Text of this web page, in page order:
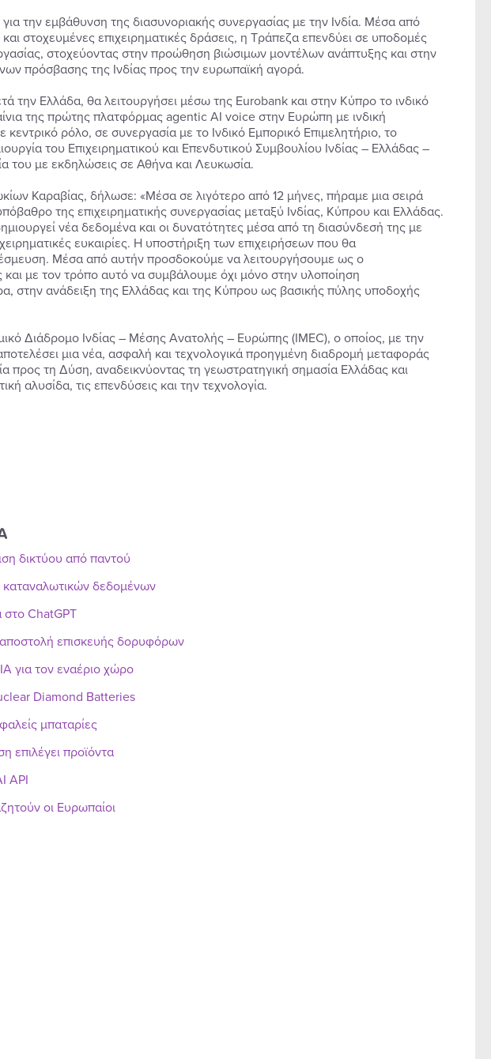
την εμβάθυνση της διασυνοριακής συνεργασίας με την Ινδία. Μέσα από
στοχευμένες επιχειρηματικές δράσεις, η Τράπεζα επενδύει σε υποδομές
στοχεύοντας στην προώθηση βιώσιμων μοντέλων ανάπτυξης και στην
πρόσβασης της Ινδίας προς την ευρωπαϊκή αγορά.
την Ελλάδα, θα λειτουργήσει μέσω της Eurobank και στην Κύπρο το ινδικό
της πρώτης πλατφόρμας agentic AI voice στην Ευρώπη με ινδική
ρόλο, σε συνεργασία με το Ινδικό Εμπορικό Επιμελητήριο, το
του Επιχειρηματικού και Επενδυτικού Συμβουλίου Ινδίας – Ελλάδας –
του με εκδηλώσεις σε Αθήνα και Λευκωσία.
Καραβίας, δήλωσε: «Μέσα σε λιγότερο από 12 μήνες, πήραμε μια σειρά
της επιχειρηματικής συνεργασίας μεταξύ Ινδίας, Κύπρου και Ελλάδας.
νέα δεδομένα και οι δυνατότητες μέσα από τη διασύνδεσή της με
ευκαιρίες. Η υποστήριξη των επιχειρήσεων που θα
Μέσα από αυτήν προσδοκούμε να λειτουργήσουμε ως ο
με τον τρόπο αυτό να συμβάλουμε όχι μόνο στην υλοποίηση
στην ανάδειξη της Ελλάδας και της Κύπρου ως βασικής πύλης υποδοχής
Διάδρομο Ινδίας – Μέσης Ανατολής – Ευρώπης (IMEC), ο οποίος, με την
μια νέα, ασφαλή και τεχνολογικά προηγμένη διαδρομή μεταφοράς
προς τη Δύση, αναδεικνύοντας τη γεωστρατηγική σημασία Ελλάδας και
αλυσίδα, τις επενδύσεις και την τεχνολογία.
δικτύου από παντού
καταναλωτικών δεδομένων
ChatGPT
επισκευής δορυφόρων
για τον εναέριο χώρο
Diamond Batteries
μπαταρίες
επιλέγει προϊόντα
API
οι Ευρωπαίοι